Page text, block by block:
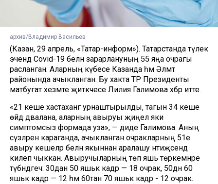
архив/Владимир Васильев
(Казан, 29 апрель, «Татар-информ»). Татарстанда тәүлек
эчендә Covid-19 белән зарарлануның 55 яңа очрагы
расланган. Аларның күбесе Казанда һәм Әлмәт
районында ачыкланган. Бу хакта ТР Президенты
матбугат хезмәте җитәкчесе Лилия Галимова хәбәр итте.
«21 кеше хастаханәгә урнаштырылды, тагын 34 кеше
өйдә дәвалана, аларның авыруы җиңел яки
симптомсыз формада уза», — диде Галимова. Аның
сүзләренә караганда, ачыкланган очракларның 51е
авыру кешеләр белән якыннан аралашу нәтиҗәсендә
килеп чыккан. Авыручыларның төп яшь төркемнәре
түбәндәгечә: 30дан 50 яшькә кадәр — 18 очрак, 50дән 60
яшькә кадәр — 12 һәм 60тан 70 яшькә кадәр - 12 очрак.